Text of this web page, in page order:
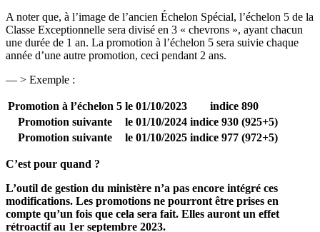
A noter que, à l’image de l’ancien Échelon Spécial, l’échelon 5 de la
Classe Exceptionnelle sera divisé en 3 « chevrons », ayant chacun
une durée de 1 an. La promotion à l’échelon 5 sera suivie chaque
année d’une autre promotion, ceci pendant 2 ans.
— > Exemple :
Promotion à l’échelon 5 le 01/10/2023
indice 890
Promotion suivante
le 01/10/2024 indice 930 (925+5)
Promotion suivante
le 01/10/2025 indice 977 (972+5)
C’est pour quand ?
L’outil de gestion du ministère n’a pas encore intégré ces
modifications. Les promotions ne pourront être prises en
compte qu’un fois que cela sera fait. Elles auront un effet
rétroactif au 1er septembre 2023.